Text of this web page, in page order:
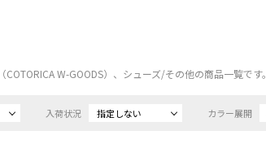
W-GOODS）、シューズ/その他の商品一覧です。
入荷状況 指定しない カラー展開